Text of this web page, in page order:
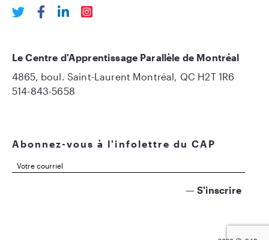
Abonnez-vous à l'infolettre du CAP
Le Centre d'Apprentissage Parallèle de Montréal
4865, boul. Saint-Laurent Montréal, QC H2T 1R6
514-843-5658